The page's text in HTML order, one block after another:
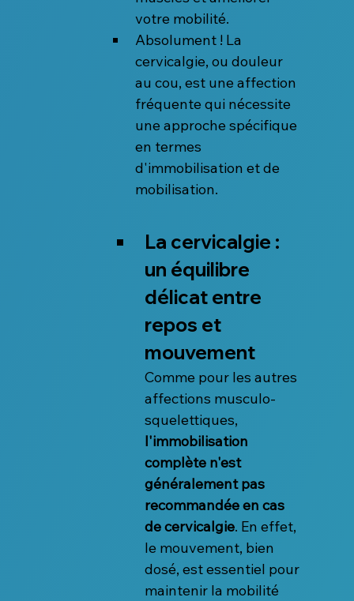
votre mobilité.
Absolument ! La
cervicalgie, ou douleur
au cou, est une affection
fréquente qui nécessite
une approche spécifique
en termes
d'immobilisation et de
mobilisation.
La cervicalgie :
un équilibre
délicat entre
repos et
mouvement
Comme pour les autres
affections musculo-
squelettiques,
l'immobilisation
complète n'est
généralement pas
recommandée en cas
de cervicalgie. En effet,
le mouvement, bien
dosé, est essentiel pour
maintenir la mobilité